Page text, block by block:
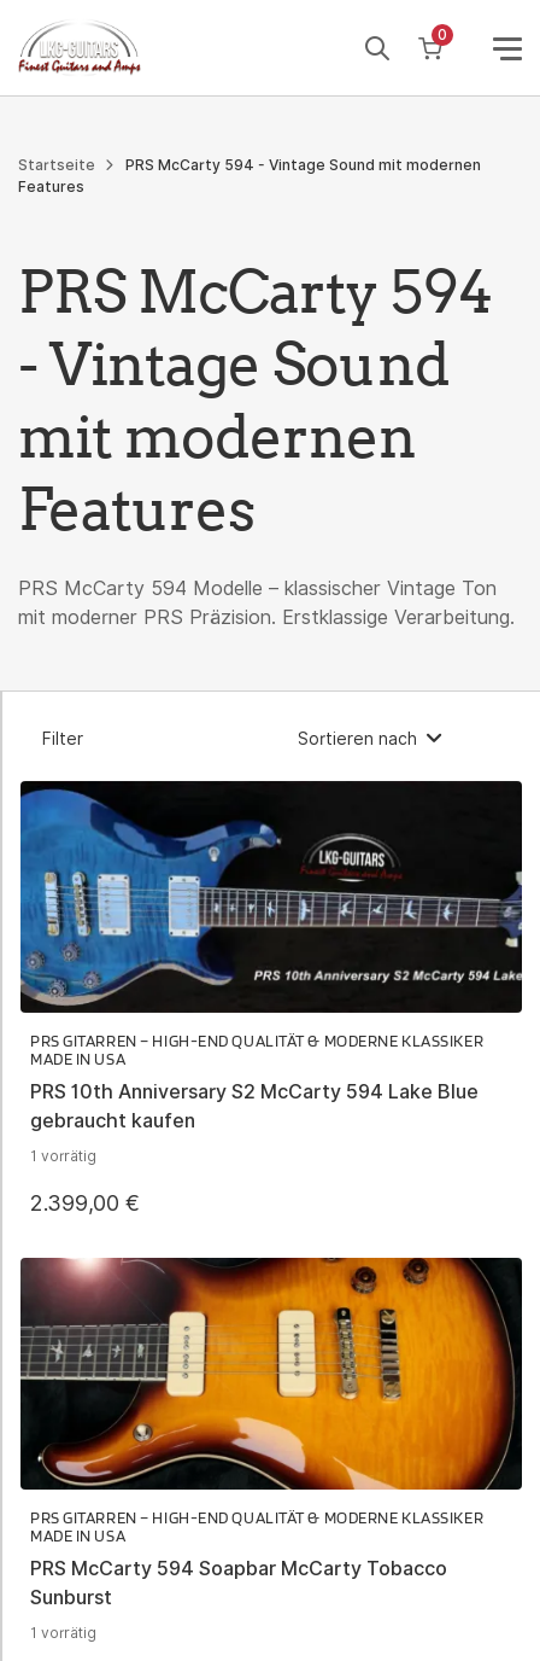
zum
Inhalt
0
Startseite
PRS McCarty 594 - Vintage Sound mit modernen
Features
PRS McCarty 594
- Vintage Sound
mit modernen
Features
PRS McCarty 594 Modelle – klassischer Vintage Ton
mit moderner PRS Präzision. Erstklassige Verarbeitung.
Filter Sortieren nach
PRS GITARREN – HIGH-END QUALITÄT & MODERNE KLASSIKER
MADE IN USA
PRS 10th Anniversary S2 McCarty 594 Lake Blue
gebraucht kaufen
1 vorrätig
2.399,00 €
PRS GITARREN – HIGH-END QUALITÄT & MODERNE KLASSIKER
MADE IN USA
PRS McCarty 594 Soapbar McCarty Tobacco
Sunburst
1 vorrätig